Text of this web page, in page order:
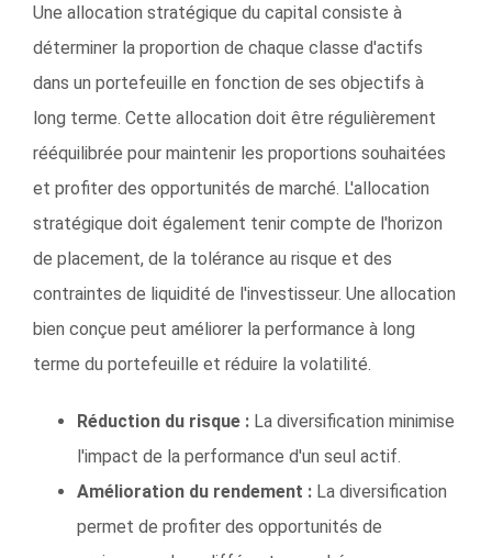
Une allocation stratégique du capital consiste à
déterminer la proportion de chaque classe d'actifs
dans un portefeuille en fonction de ses objectifs à
long terme. Cette allocation doit être régulièrement
rééquilibrée pour maintenir les proportions souhaitées
et profiter des opportunités de marché. L'allocation
stratégique doit également tenir compte de l'horizon
de placement, de la tolérance au risque et des
contraintes de liquidité de l'investisseur. Une allocation
bien conçue peut améliorer la performance à long
terme du portefeuille et réduire la volatilité.
Réduction du risque : La diversification minimise
l'impact de la performance d'un seul actif.
Amélioration du rendement : La diversification
permet de profiter des opportunités de